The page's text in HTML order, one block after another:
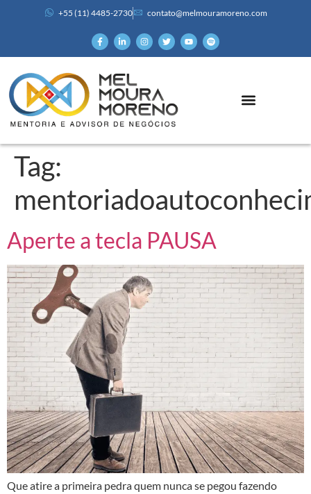
+55 (11) 4485-2730 contato@melmouramoreno.com
Tag:
Aperte a tecla PAUSA
Que atire a primeira pedra quem nunca se pegou fazendo